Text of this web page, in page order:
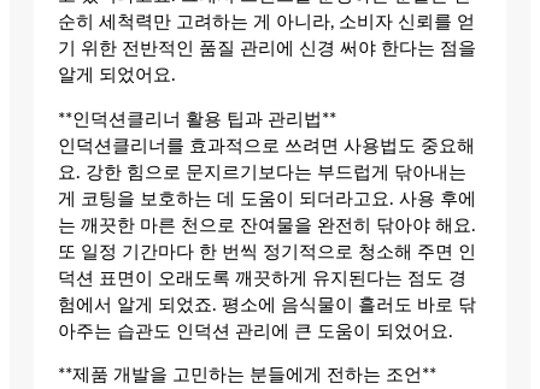
순히 세척력만 고려하는 게 아니라, 소비자 신뢰를 얻
기 위한 전반적인 품질 관리에 신경 써야 한다는 점을
알게 되었어요.
**인덕션클리너 활용 팁과 관리법**
인덕션클리너를 효과적으로 쓰려면 사용법도 중요해
요. 강한 힘으로 문지르기보다는 부드럽게 닦아내는
게 코팅을 보호하는 데 도움이 되더라고요. 사용 후에
는 깨끗한 마른 천으로 잔여물을 완전히 닦아야 해요.
또 일정 기간마다 한 번씩 정기적으로 청소해 주면 인
덕션 표면이 오래도록 깨끗하게 유지된다는 점도 경
험에서 알게 되었죠. 평소에 음식물이 흘러도 바로 닦
아주는 습관도 인덕션 관리에 큰 도움이 되었어요.
**제품 개발을 고민하는 분들에게 전하는 조언**